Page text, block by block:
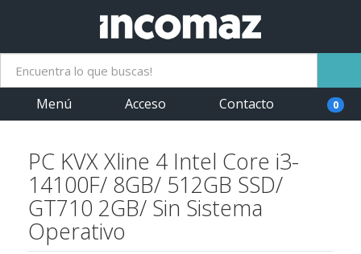
Menú Acceso Contacto 0
PC KVX Xline 4 Intel Core i3-
14100F/ 8GB/ 512GB SSD/
GT710 2GB/ Sin Sistema
Operativo